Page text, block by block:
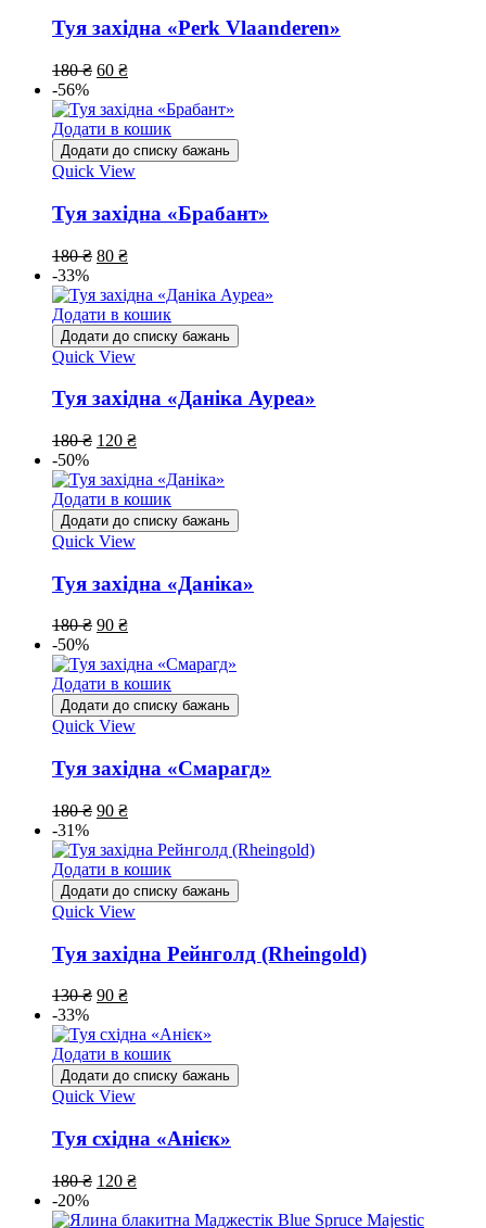
Туя західна «Perk Vlaanderen»
180₴ 60 ₴
-56%
Додати в кошик
Додати до списку бажань
Quick View
Туя західна «Брабант»
180₴ 80 ₴
-33%
Додати в кошик
Додати до списку бажань
Quick View
Туя західна «Даніка Ауреа»
180₴ 120 ₴
-50%
Додати в кошик
Додати до списку бажань
Quick View
Туя західна «Даніка»
180₴ 90 ₴
-50%
Додати в кошик
Додати до списку бажань
Quick View
Туя західна «Смарагд»
180₴ 90 ₴
-31%
Додати в кошик
Додати до списку бажань
Quick View
Туя західна Рейнголд (Rheingold)
130₴ 90 ₴
-33%
Додати в кошик
Додати до списку бажань
Quick View
Туя східна «Анієк»
180₴ 120 ₴
-20%